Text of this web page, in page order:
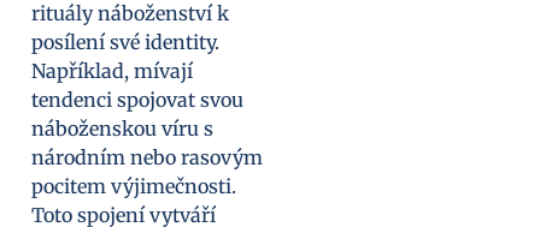
rituály náboženství k
posílení své identity.
Například, mívají
tendenci spojovat svou
náboženskou víru s
národním nebo rasovým
pocitem výjimečnosti.
Toto spojení vytváří